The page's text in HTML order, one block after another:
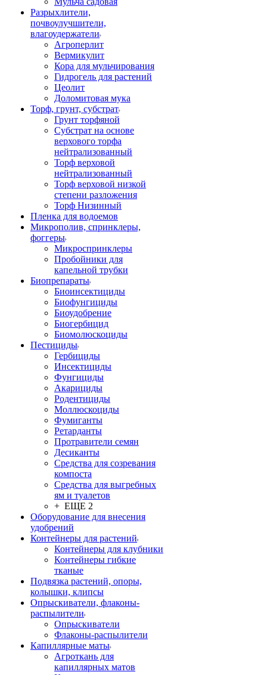
Разрыхлители,
почвоулучшители,
влагоудержатели
Агроперлит
Вермикулит
Кора для мульчирования
Гидрогель для растений
Цеолит
Доломитовая мука
Торф, грунт, субстрат
Грунт торфяной
Субстрат на основе
верхового торфа
нейтрализованный
Торф верховой
нейтрализованный
Торф верховой низкой
степени разложения
Торф Низинный
Пленка для водоемов
Микрополив, спринклеры,
фоггеры
Микроспринклеры
Пробойники для
капельной трубки
Биопрепараты
Биоинсектициды
Биофунгициды
Биоудобрение
Биогербицид
Биомолюскоциды
Пестициды
Гербициды
Инсектициды
Фунгициды
Акарициды
Родентициды
Моллюскоциды
Фумиганты
Ретарданты
Протравители семян
Десиканты
Средства для созревания
компоста
Средства для выгребных
ям и туалетов
+ ЕЩЕ 2
Оборудование для внесения
удобрений
Контейнеры для растений
Контейнеры для клубники
Контейнеры гибкие
тканые
Подвязка растений, опоры,
колышки, клипсы
Опрыскиватели, флаконы-
распылители
Опрыскиватели
Флаконы-распылители
Капиллярные маты
Агроткань для
капиллярных матов